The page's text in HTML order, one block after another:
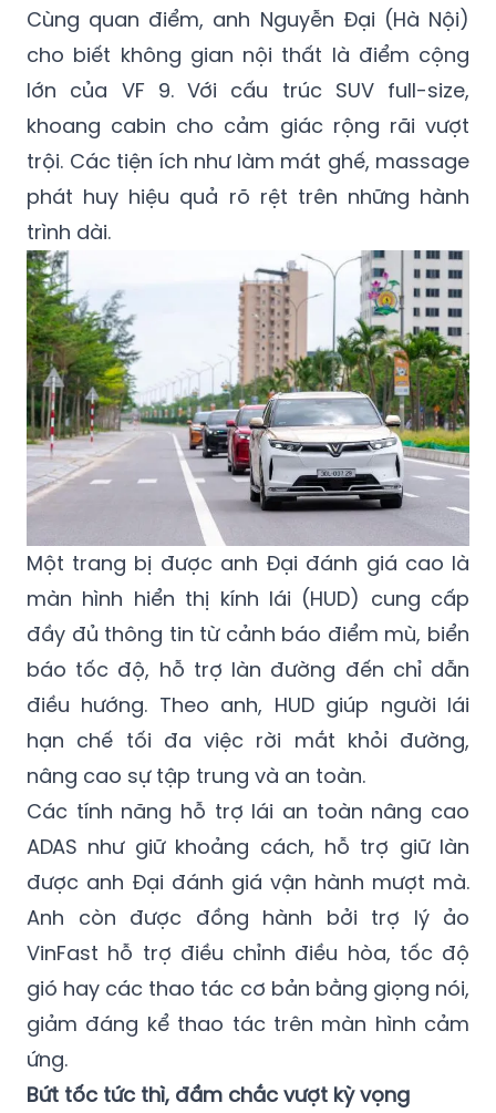
Cùng quan điểm, anh Nguyễn Đại (Hà Nội)
cho biết không gian nội thất là điểm cộng
lớn của VF 9. Với cấu trúc SUV full-size,
khoang cabin cho cảm giác rộng rãi vượt
trội. Các tiện ích như làm mát ghế, massage
phát huy hiệu quả rõ rệt trên những hành
trình dài.
Một trang bị được anh Đại đánh giá cao là
màn hình hiển thị kính lái (HUD) cung cấp
đầy đủ thông tin từ cảnh báo điểm mù, biển
báo tốc độ, hỗ trợ làn đường đến chỉ dẫn
điều hướng. Theo anh, HUD giúp người lái
hạn chế tối đa việc rời mắt khỏi đường,
nâng cao sự tập trung và an toàn.
Các tính năng hỗ trợ lái an toàn nâng cao
ADAS như giữ khoảng cách, hỗ trợ giữ làn
được anh Đại đánh giá vận hành mượt mà.
Anh còn được đồng hành bởi trợ lý ảo
VinFast hỗ trợ điều chỉnh điều hòa, tốc độ
gió hay các thao tác cơ bản bằng giọng nói,
giảm đáng kể thao tác trên màn hình cảm
ứng.
Bứt tốc tức thì, đầm chắc vượt kỳ vọng